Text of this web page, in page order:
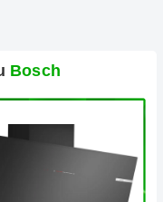
vi khuẩn, nấm mốc và
rò rỉ nước của máy
và ngăn ngừa quá trình
Bosch